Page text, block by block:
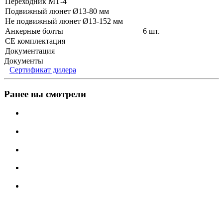
Подвижный люнет Ø13-80 мм
Не подвижный люнет Ø13-152 мм
Анкерные болты
6 шт.
CE комплектация
Документация
Документы
Сертификат дилера
Ранее вы смотрели